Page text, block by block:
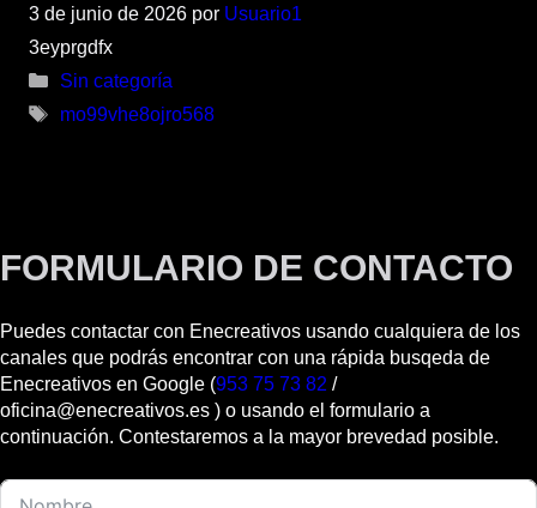
3 de junio de 2026 por Usuario1
3eyprgdfx
Categorías
Sin categoría
Etiquetas
mo99vhe8ojro568
FORMULARIO DE CONTACTO
Puedes contactar con Enecreativos usando cualquiera de los
canales que podrás encontrar con una rápida busqeda de
Enecreativos en Google (953 75 73 82 /
oficina@enecreativos.es ) o usando el formulario a
continuación. Contestaremos a la mayor brevedad posible.